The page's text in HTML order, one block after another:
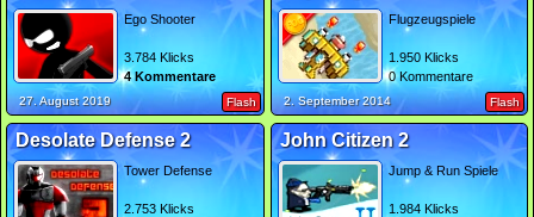
Ego Shooter
3.784 Klicks
4 Kommentare
27. August 2019 Flash
Flugzeugspiele
1.950 Klicks
0 Kommentare
2. September 2014 Flash
Desolate Defense 2
Tower Defense
2.753 Klicks
John Citizen 2
Jump & Run Spiele
1.984 Klicks